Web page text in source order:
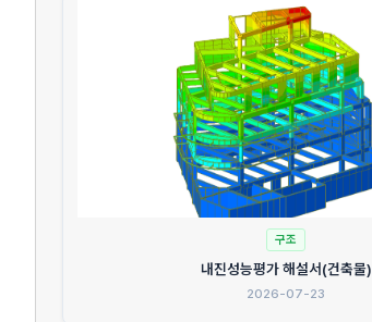
구조
내진성능평가 해설서(건축물)
2026-07-23